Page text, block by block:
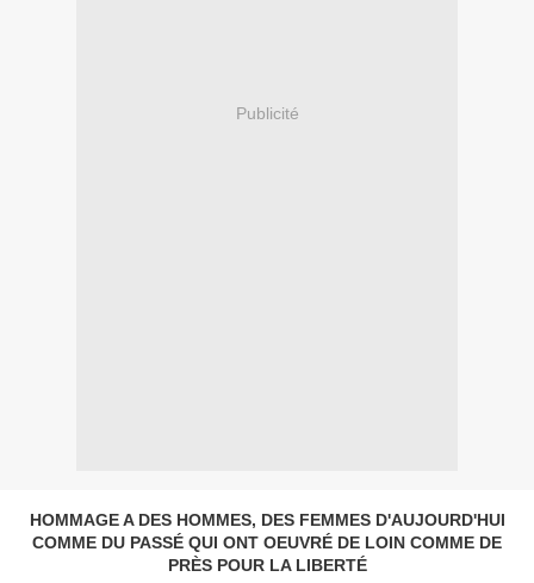
Publicité
HOMMAGE A DES HOMMES, DES FEMMES D'AUJOURD'HUI
COMME DU PASSÉ QUI ONT OEUVRÉ DE LOIN COMME DE
PRÈS POUR LA LIBERTÉ